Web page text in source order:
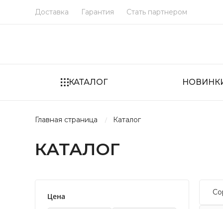
Доставка Гарантия Стать партнером
КАТАЛОГ
главная страница каталог
КАТАЛОГ
Цена